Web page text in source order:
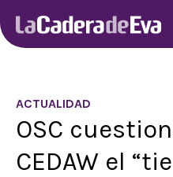
ACTUALIDAD
OSC
CEDAW el